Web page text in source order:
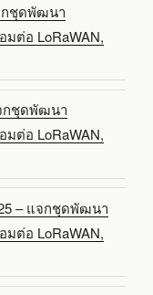
กชุดพัฒนา
มต่อ LoRaWAN,
กชุดพัฒนา
มต่อ LoRaWAN,
– แจกชุดพัฒนา
มต่อ LoRaWAN,